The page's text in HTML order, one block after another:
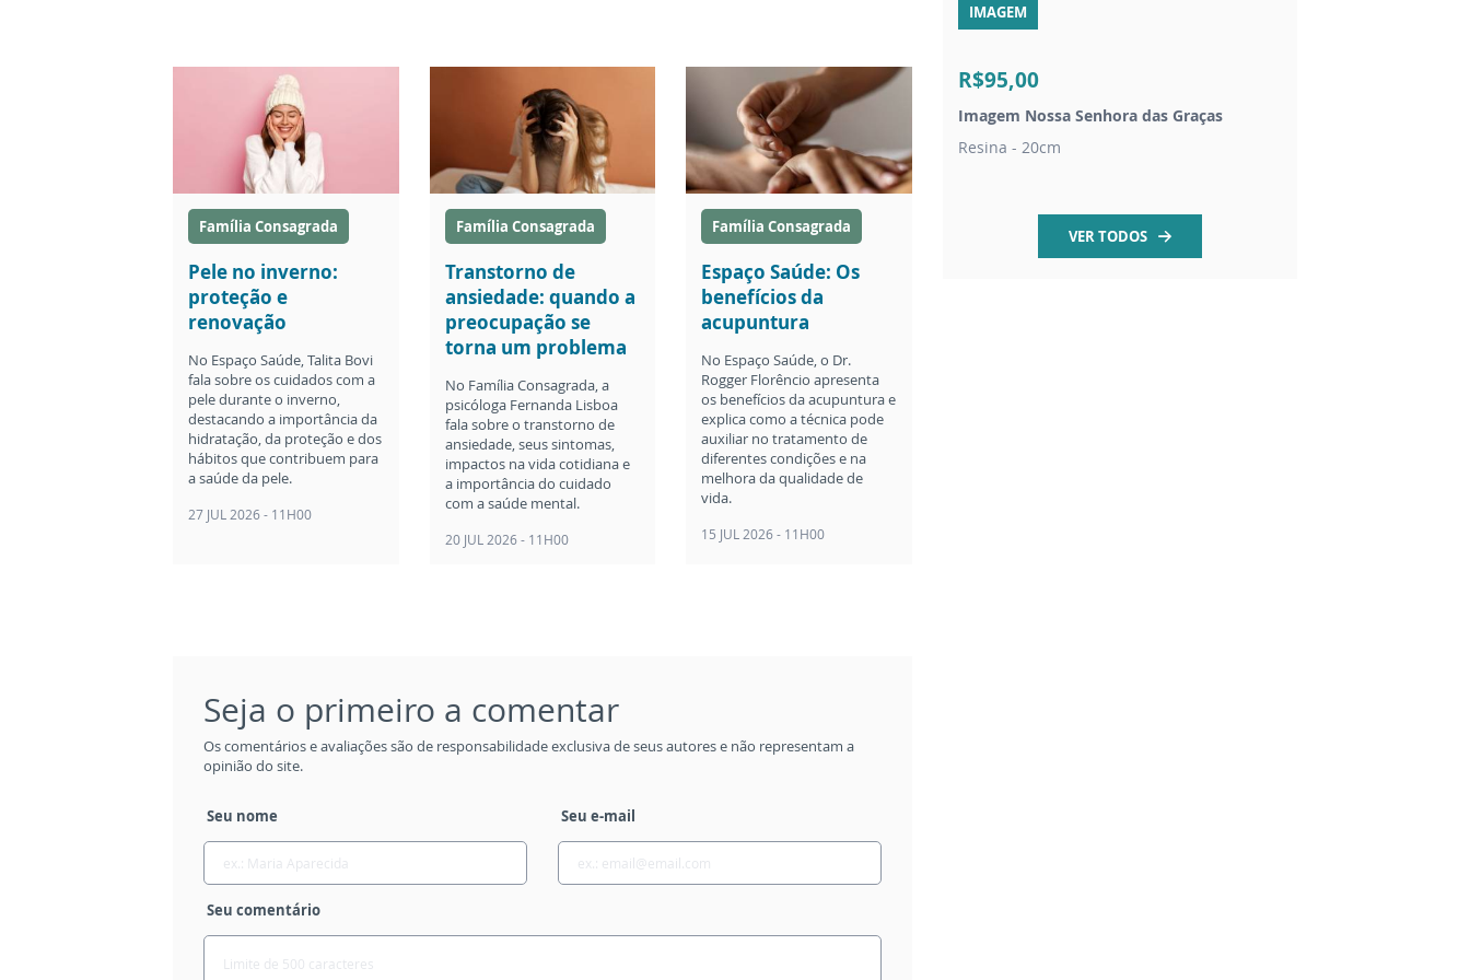
Família Consagrada
Pele no inverno:
proteção e
renovação
No Espaço Saúde, Talita Bovi
fala sobre os cuidados com a
pele durante o inverno,
destacando a importância da
hidratação, da proteção e dos
hábitos que contribuem para
a saúde da pele.
27 JUL 2026 - 11H00
Família Consagrada
Transtorno de
ansiedade: quando a
preocupação se
torna um problema
No Família Consagrada, a
psicóloga Fernanda Lisboa
fala sobre o transtorno de
ansiedade, seus sintomas,
impactos na vida cotidiana e
a importância do cuidado
com a saúde mental.
20 JUL 2026 - 11H00
Família Consagrada
Espaço Saúde: Os
benefícios da
acupuntura
No Espaço Saúde, o Dr.
Rogger Florêncio apresenta
os benefícios da acupuntura e
explica como a técnica pode
auxiliar no tratamento de
diferentes condições e na
melhora da qualidade de
vida.
15 JUL 2026 - 11H00
Seja o primeiro a comentar
Os comentários e avaliações são de responsabilidade exclusiva de seus autores e não representam a
opinião do site.
Seu nome Seu e-mail
Seu comentário
IMAGEM
R$95,00
Imagem Nossa Senhora das Graças
Resina - 20cm
VER TODOS